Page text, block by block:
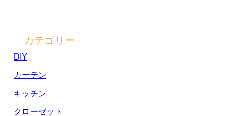
カテゴリー
DIY
カーテン
キッチン
クローゼット